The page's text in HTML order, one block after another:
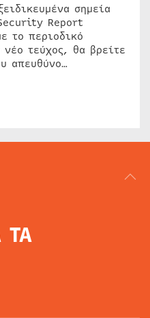
σημεία
Report
το περιοδικό
τεύχος, θα βρείτε
απευθύνο…
ΤΑ